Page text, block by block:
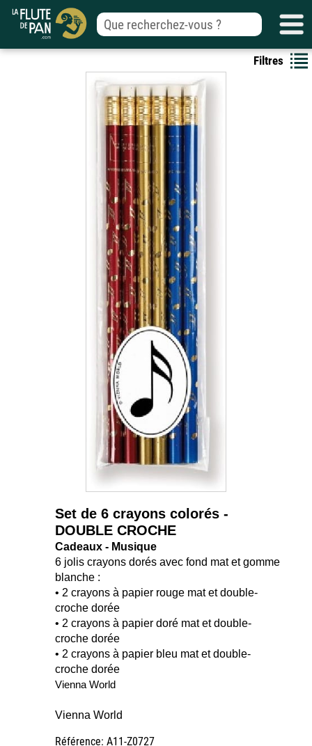
Filtres
Set de 6 crayons colorés -
DOUBLE CROCHE
Cadeaux - Musique
6 jolis crayons dorés avec fond mat et gomme
blanche :
• 2 crayons à papier rouge mat et double-
croche dorée
• 2 crayons à papier doré mat et double-
croche dorée
• 2 crayons à papier bleu mat et double-
croche dorée
Vienna World
Vienna World
Référence: A11-Z0727